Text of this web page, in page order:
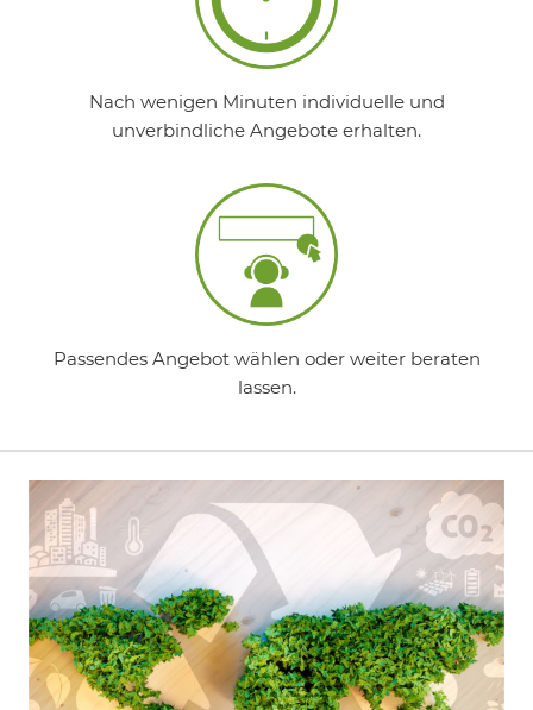
Nach wenigen Minuten individuelle und
unverbindliche Angebote erhalten.
Passendes Angebot wählen oder weiter beraten
lassen.